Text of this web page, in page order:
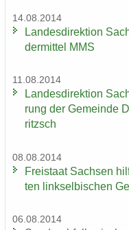
14.08.2014
Lan­des­di­rek­ti­on
der­mit­tel MMS
11.08.2014
Lan­des­di­rek­ti­on
rung der Ge­mein­de
ritzsch
08.08.2014
Frei­staat Sach­sen
ten linksel­bi­schen
06.08.2014